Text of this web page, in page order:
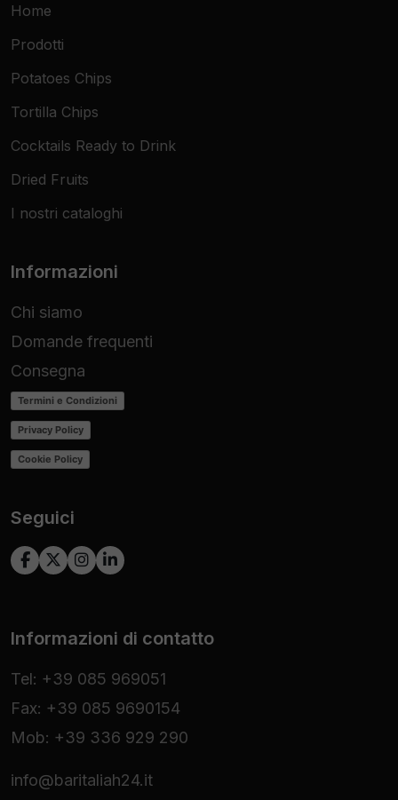
Home
Prodotti
Potatoes Chips
Tortilla Chips
Cocktails Ready to Drink
Dried Fruits
I nostri cataloghi
Informazioni
Chi siamo
Domande frequenti
Consegna
Termini e Condizioni
Privacy Policy
Cookie Policy
Seguici
Informazioni di contatto
Tel: +39 085 969051
Fax: +39 085 9690154
Mob: +39 336 929 290
info@baritaliah24.it